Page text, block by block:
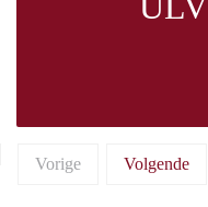
Vorige Volgende